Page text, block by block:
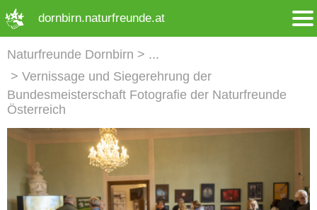
dornbirn.naturfreunde.at
Naturfreunde Dornbirn
Vernissage und Siegerehrung der
Bundesmeisterschaft Fotografie der Naturfreunde
Österreich